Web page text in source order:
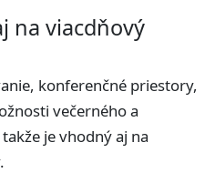
na viacdňový
konferenčné priestory,
večerného a
je vhodný aj na